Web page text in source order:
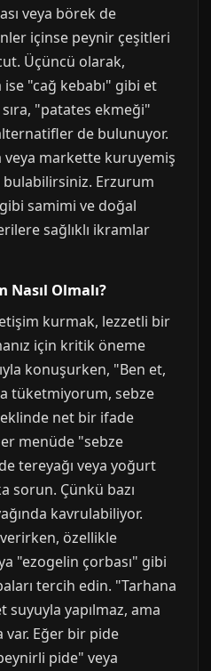
veya börek de
içinse peynir çeşitleri
Üçüncü olarak,
ise "cağ kebabı" gibi et
sıra, "patates ekmeği"
de bulunuyor.
veya markette kuruyemiş
Erzurum
samimi ve doğal
sağlıklı ikramlar
Olmalı?
kurmak, lezzetli bir
için kritik öneme
konuşurken, "Ben et,
tüketmiyorum, sebze
net bir ifade
menüde "sebze
tereyağı veya yoğurt
sorun. Çünkü bazı
kavrulabiliyor.
özellikle
"ezogelin çorbası" gibi
tercih edin. "Tarhana
suyuyla yapılmaz, ama
Eğer bir pide
pide" veya